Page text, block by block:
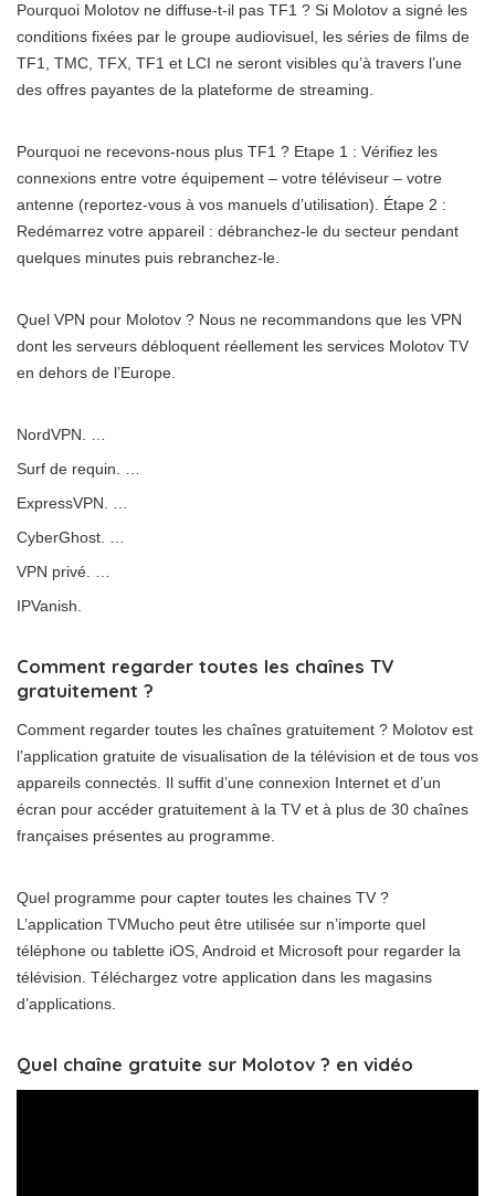
Pourquoi Molotov ne diffuse-t-il pas TF1 ? Si Molotov a signé les
conditions fixées par le groupe audiovisuel, les séries de films de
TF1, TMC, TFX, TF1 et LCI ne seront visibles qu’à travers l’une
des offres payantes de la plateforme de streaming.
Pourquoi ne recevons-nous plus TF1 ? Etape 1 : Vérifiez les
connexions entre votre équipement – votre téléviseur – votre
antenne (reportez-vous à vos manuels d’utilisation). Étape 2 :
Redémarrez votre appareil : débranchez-le du secteur pendant
quelques minutes puis rebranchez-le.
Quel VPN pour Molotov ? Nous ne recommandons que les VPN
dont les serveurs débloquent réellement les services Molotov TV
en dehors de l’Europe.
NordVPN. …
Surf de requin. …
ExpressVPN. …
CyberGhost. …
VPN privé. …
IPVanish.
Comment regarder toutes les chaînes TV
gratuitement ?
Comment regarder toutes les chaînes gratuitement ? Molotov est
l’application gratuite de visualisation de la télévision et de tous vos
appareils connectés. Il suffit d’une connexion Internet et d’un
écran pour accéder gratuitement à la TV et à plus de 30 chaînes
françaises présentes au programme.
Quel programme pour capter toutes les chaines TV ?
L’application TVMucho peut être utilisée sur n’importe quel
téléphone ou tablette iOS, Android et Microsoft pour regarder la
télévision. Téléchargez votre application dans les magasins
d’applications.
Quel chaîne gratuite sur Molotov ? en vidéo